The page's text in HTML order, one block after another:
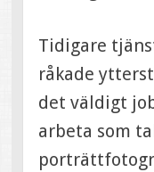
Tidigare
råkade
det väldigt
arbeta som